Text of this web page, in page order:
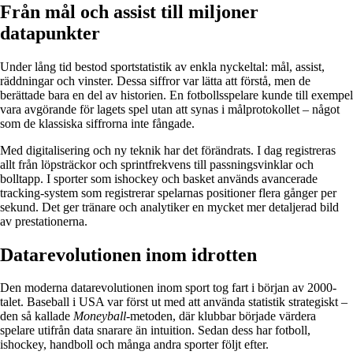
Från mål och assist till miljoner
datapunkter
Under lång tid bestod sportstatistik av enkla nyckeltal: mål, assist,
räddningar och vinster. Dessa siffror var lätta att förstå, men de
berättade bara en del av historien. En fotbollsspelare kunde till exempel
vara avgörande för lagets spel utan att synas i målprotokollet – något
som de klassiska siffrorna inte fångade.
Med digitalisering och ny teknik har det förändrats. I dag registreras
allt från löpsträckor och sprintfrekvens till passningsvinklar och
bolltapp. I sporter som ishockey och basket används avancerade
tracking-system som registrerar spelarnas positioner flera gånger per
sekund. Det ger tränare och analytiker en mycket mer detaljerad bild
av prestationerna.
Datarevolutionen inom idrotten
Den moderna datarevolutionen inom sport tog fart i början av 2000-
talet. Baseball i USA var först ut med att använda statistik strategiskt –
den så kallade Moneyball-metoden, där klubbar började värdera
spelare utifrån data snarare än intuition. Sedan dess har fotboll,
ishockey, handboll och många andra sporter följt efter.